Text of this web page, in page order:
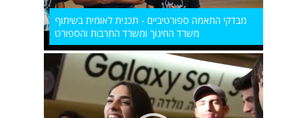
מבדקי התאמה ספורטיביים - תכנית לאומית בשיתוף
משרד החינוך ומשרד התרבות והספורט